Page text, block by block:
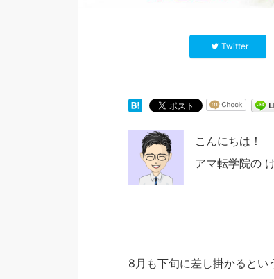
Twitter
こんにちは！
アマ転学院の
8月も下旬に差し掛かるとい